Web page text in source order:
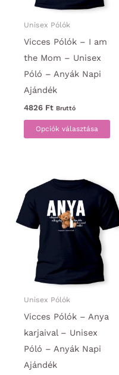
Unisex Pólók
Vicces Pólók – I am
the Mom – Unisex
Póló – Anyák Napi
Ajándék
4826 Ft Bruttó
Opciók választása
a
A
Unisex Pólók
Vicces Pólók – Anya
karjaival – Unisex
Póló – Anyák Napi
Ajándék